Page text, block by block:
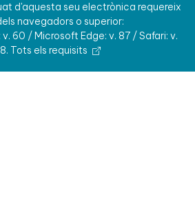
d'aquesta seu electrònica requereix
navegadors o superior:
60 / Microsoft Edge: v. 87 / Safari: v.
Tots els requisits